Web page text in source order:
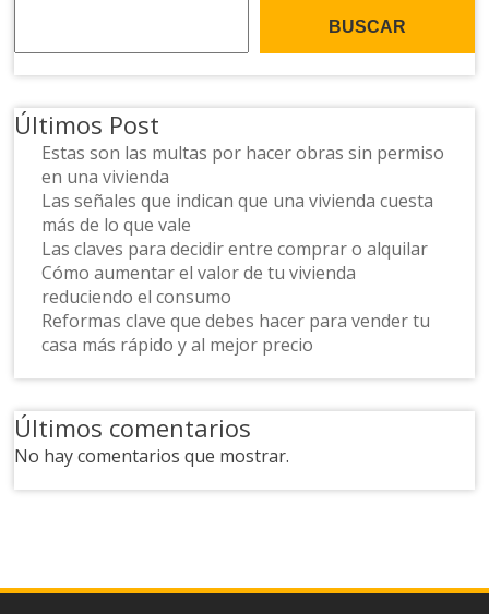
BUSCAR
Últimos Post
Estas son las multas por hacer obras sin permiso
en una vivienda
Las señales que indican que una vivienda cuesta
más de lo que vale
Las claves para decidir entre comprar o alquilar
Cómo aumentar el valor de tu vivienda
reduciendo el consumo
Reformas clave que debes hacer para vender tu
casa más rápido y al mejor precio
Últimos comentarios
No hay comentarios que mostrar.